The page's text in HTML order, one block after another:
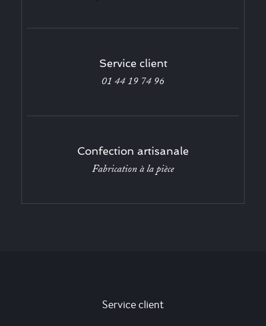
Service client
01 44 19 74 96
Confection artisanale
Fabrication à la pièce
Service client